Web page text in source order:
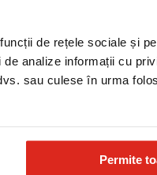
de rețele sociale și
analize informații cu
sau culese în urma
Permite